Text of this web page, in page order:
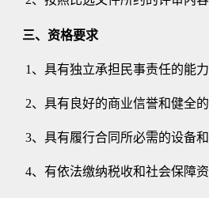
三、资格要求
1、 具有独立承担民事责任的能力
2、具有良好的商业信誉和健全的
3、具有履行合同所必需的设备和
4、有依法缴纳税收和社会保障资